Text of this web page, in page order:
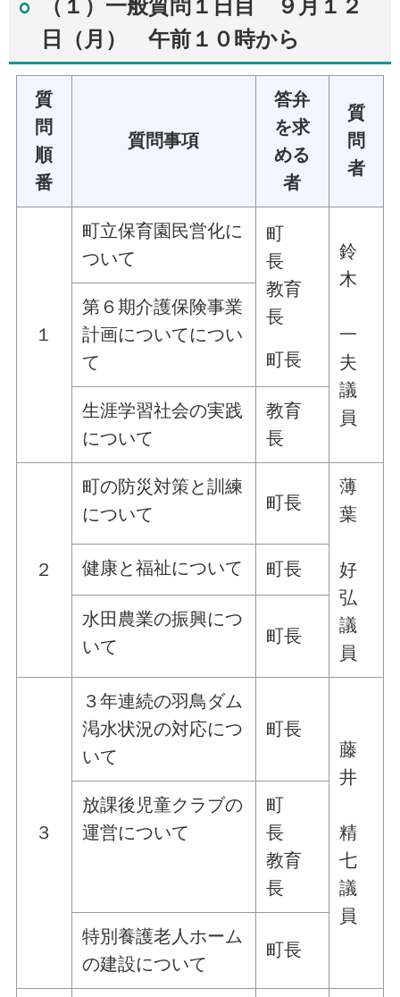
（１）一般質問１日目 ９月１２
日（月） 午前１０時から
質
問
順
番
質問事項
答弁
を求
める
者
質
問
者
１
町立保育園民営化に
ついて
町
長
教育
長
町長
鈴
木
一
夫
議
員
第６期介護保険事業
計画についてについ
て
生涯学習社会の実践
について
教育
長
２
町の防災対策と訓練
について
町長
薄
葉
好
弘
議
員
健康と福祉について 町長
水田農業の振興につ
いて
町長
３
３年連続の羽鳥ダム
渇水状況の対応につ
いて
町長
藤
井
精
七
議
員
放課後児童クラブの
運営について
町
長
教育
長
特別養護老人ホーム
の建設について
町長